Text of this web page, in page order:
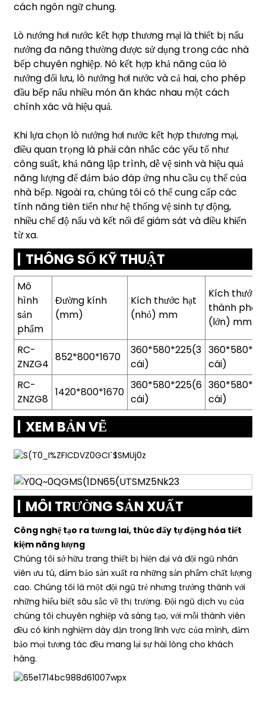
cách ngôn ngữ chung.
Lò nướng hơi nước kết hợp thương mại là thiết bị nấu
nướng đa năng thường được sử dụng trong các nhà
bếp chuyên nghiệp. Nó kết hợp khả năng của lò
nướng đối lưu, lò nướng hơi nước và cả hai, cho phép
đầu bếp nấu nhiều món ăn khác nhau một cách
chính xác và hiệu quả.
Khi lựa chọn lò nướng hơi nước kết hợp thương mại,
điều quan trọng là phải cân nhắc các yếu tố như
công suất, khả năng lập trình, dễ vệ sinh và hiệu quả
năng lượng để đảm bảo đáp ứng nhu cầu cụ thể của
nhà bếp. Ngoài ra, chúng tôi có thể cung cấp các
tính năng tiên tiến như hệ thống vệ sinh tự động,
nhiều chế độ nấu và kết nối để giám sát và điều khiển
từ xa.
THÔNG SỐ KỸ THUẬT
Mô
hình
sản
phẩm
Đường kính
(mm)
Kích thước hạt
(nhỏ) mm
Kích thước
thành phố
(lớn) mm
RC-
ZNZG4
852*800*1670
360*580*225(3
cái)
cái)
RC-
ZNZG8
1420*800*1670
360*580*225(6
cái)
cái)
XEM BẢN VẼ
MÔI TRƯỜNG SẢN XUẤT
Công nghệ tạo ra tương lai, thúc đẩy tự động hóa tiết
kiệm năng lượng
Chúng tôi sở hữu trang thiết bị hiện đại và đội ngũ nhân
viên ưu tú, đảm bảo sản xuất ra những sản phẩm chất lượng
cao. Chúng tôi là một đội ngũ trẻ nhưng trưởng thành với
những hiểu biết sâu sắc về thị trường. Đội ngũ dịch vụ của
chúng tôi chuyên nghiệp và sáng tạo, với mỗi thành viên
đều có kinh nghiệm dày dặn trong lĩnh vực của mình, đảm
bảo mọi tương tác đều mang lại sự hài lòng cho khách
hàng.